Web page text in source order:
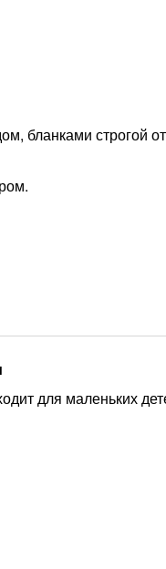
бланками строгой
для маленьких